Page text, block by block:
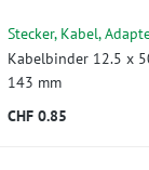
Stecker, Kabel,
Kabelbinder 12.5 x
143 mm
CHF 0.85